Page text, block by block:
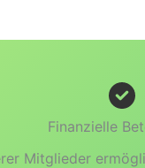
Finanzielle
Mitglieder